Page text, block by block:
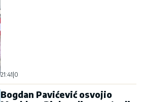
21:41 0
Bogdan Pavićević osvojio